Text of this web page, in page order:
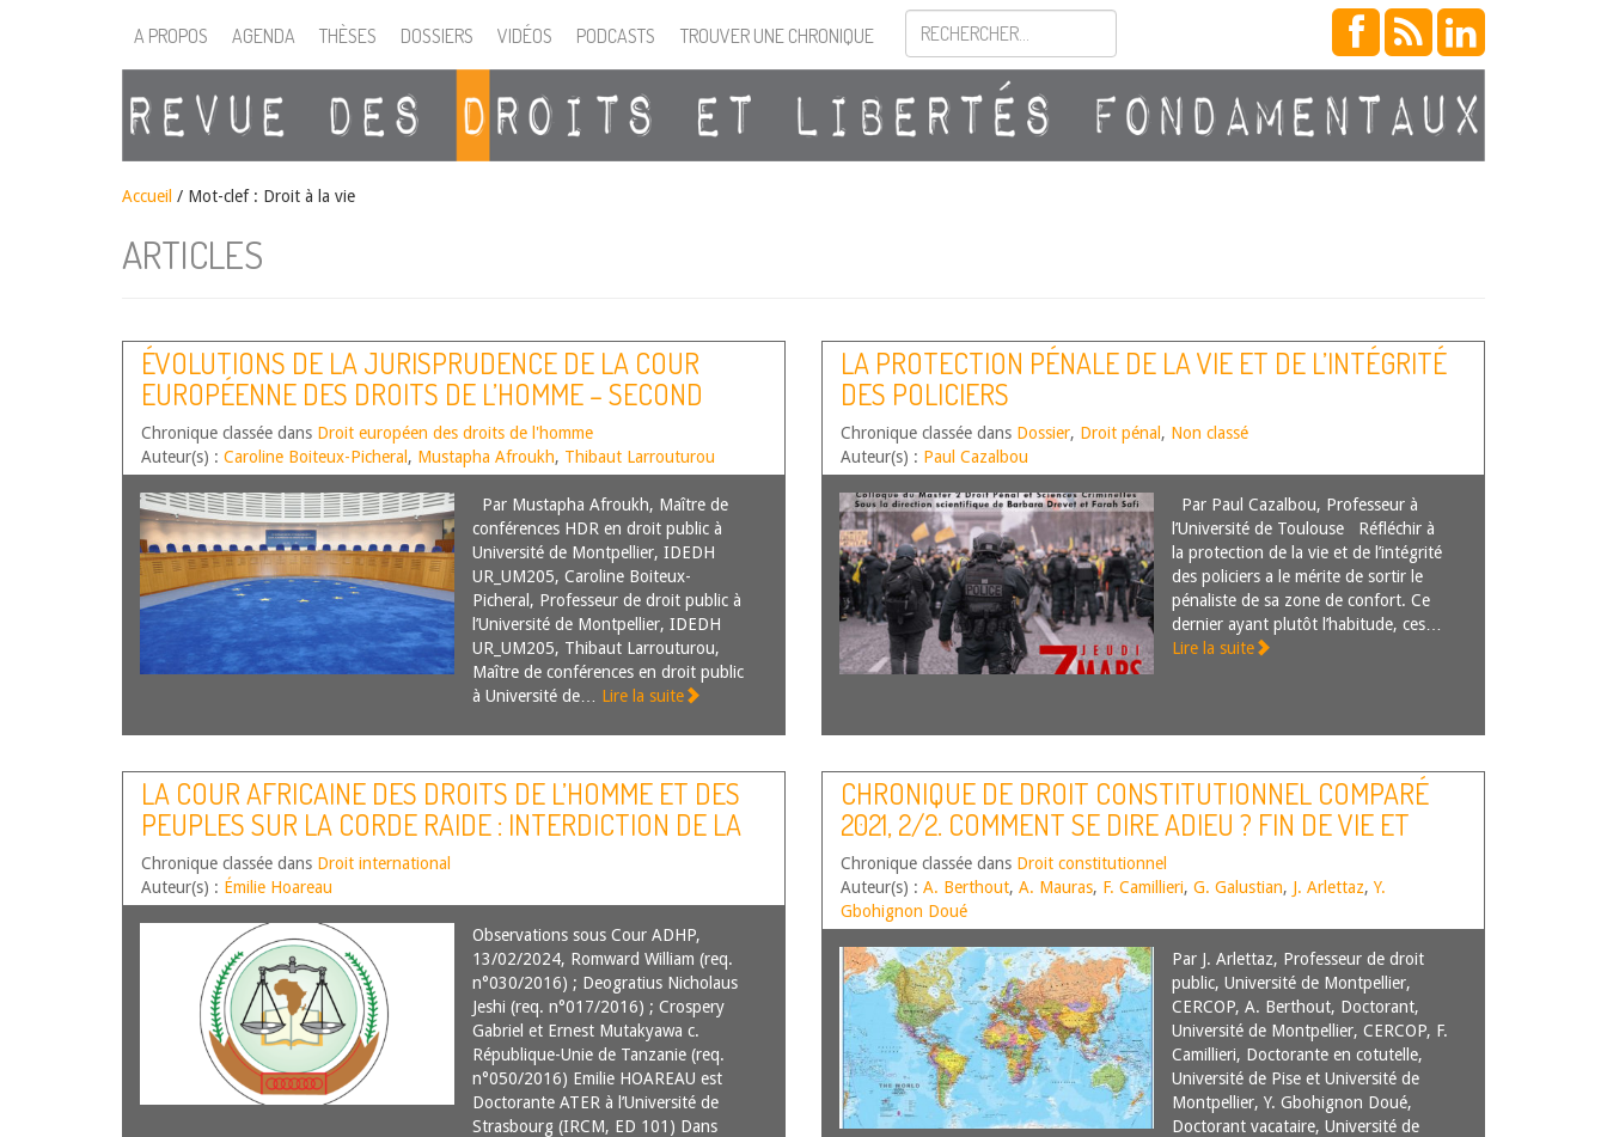
A PROPOS AGENDA THÈSES DOSSIERS VIDÉOS PODCASTS TROUVER UNE CHRONIQUE
Accueil / Mot-clef : Droit à la vie
ARTICLES
ÉVOLUTIONS DE LA JURISPRUDENCE DE LA COUR
EUROPÉENNE DES DROITS DE L’HOMME – SECOND
SEMESTRE 2024
Chronique classée dans Droit européen des droits de l'homme
Auteur(s) : Caroline Boiteux-Picheral , Mustapha Afroukh, Thibaut Larrouturou
Par Mustapha Afroukh, Maître de
conférences HDR en droit public à
Université de Montpellier, IDEDH
UR_UM205, Caroline Boiteux-
Picheral, Professeur de droit public à
l’Université de Montpellier, IDEDH
UR_UM205, Thibaut Larrouturou,
Maître de conférences en droit public
à Université de… Lire la suite
LA PROTECTION PÉNALE DE LA VIE ET DE L’INTÉGRITÉ
DES POLICIERS
Chronique classée dans Dossier, Droit pénal , Non classé
Auteur(s) : Paul Cazalbou
Par Paul Cazalbou, Professeur à
l’Université de Toulouse Réfléchir à
la protection de la vie et de l’intégrité
des policiers a le mérite de sortir le
pénaliste de sa zone de confort. Ce
dernier ayant plutôt l’habitude, ces…
Lire la suite
LA COUR AFRICAINE DES DROITS DE L’HOMME ET DES
PEUPLES SUR LA CORDE RAIDE : INTERDICTION DE LA
PEINE CAPITALE SEULEMENT LORSQU’ELLE EST
OBLIGATOIRE ET EXÉCUTÉE PAR PENDAISON ?
Chronique classée dans Droit international
Auteur(s) : Émilie Hoareau
Observations sous Cour ADHP,
13/02/2024, Romward William (req.
n°030/2016) ; Deogratius Nicholaus
Jeshi (req. n°017/2016) ; Crospery
Gabriel et Ernest Mutakyawa c.
République-Unie de Tanzanie (req.
n°050/2016) Emilie HOAREAU est
Doctorante ATER à l’Université de
Strasbourg (IRCM, ED 101) Dans
CHRONIQUE DE DROIT CONSTITUTIONNEL COMPARÉ
2021, 2/2. COMMENT SE DIRE ADIEU ? FIN DE VIE ET
CONSTITUTION
Chronique classée dans Droit constitutionnel
Auteur(s) : A. Berthout, A. Mauras, F. Camillieri, G. Galustian, J. Arlettaz, Y.
Gbohignon Doué
Par J. Arlettaz, Professeur de droit
public, Université de Montpellier,
CERCOP, A. Berthout, Doctorant,
Université de Montpellier, CERCOP, F.
Camillieri, Doctorante en cotutelle,
Université de Pise et Université de
Montpellier, Y. Gbohignon Doué,
Doctorant vacataire, Université de